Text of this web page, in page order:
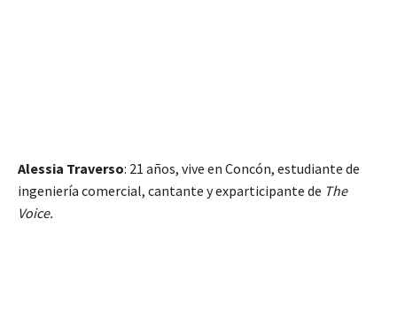
Alessia Traverso: 21 años, vive en Concón, estudiante de
ingeniería comercial, cantante y exparticipante de The
Voice.